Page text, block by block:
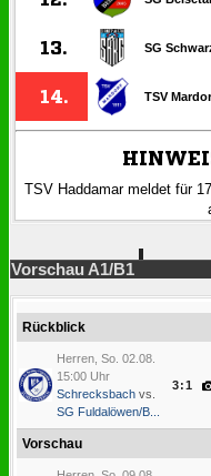
Vorschau A1/B1
Rückblick
Herren, So. 02.08.
15:00 Uhr
Schrecksbach vs.
SG Fuldalöwen/B...
3:1
Vorschau